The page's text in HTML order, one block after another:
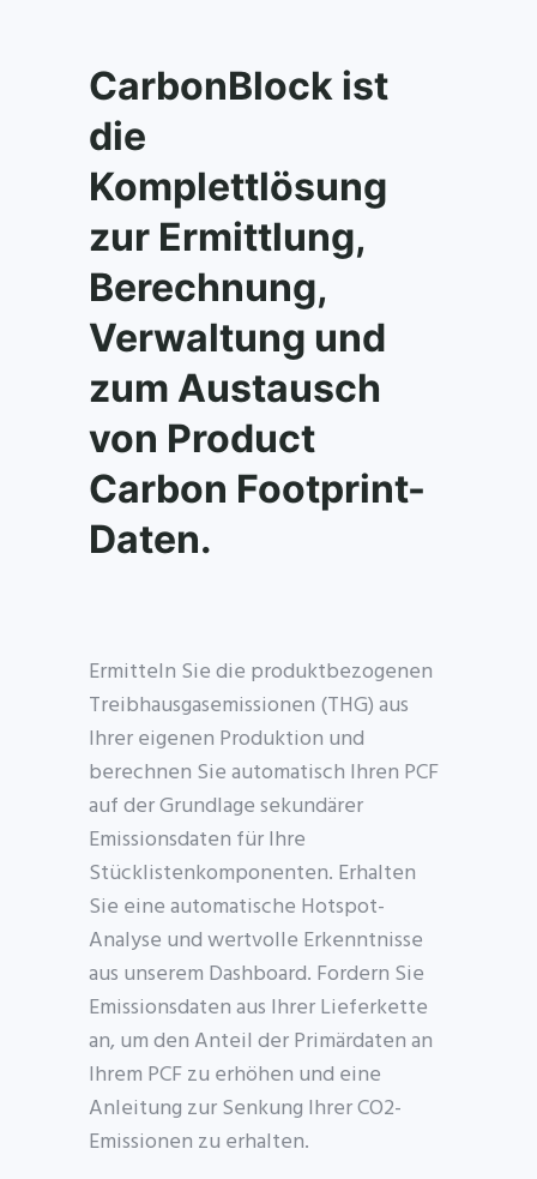
CarbonBlock ist
die
Komplettlösung
zur Ermittlung,
Berechnung,
Verwaltung und
zum Austausch
von Product
Carbon Footprint-
Daten.
Ermitteln Sie die produktbezogenen
Treibhausgasemissionen (THG) aus
Ihrer eigenen Produktion und
berechnen Sie automatisch Ihren PCF
auf der Grundlage sekundärer
Emissionsdaten für Ihre
Stücklistenkomponenten. Erhalten
Sie eine automatische Hotspot-
Analyse und wertvolle Erkenntnisse
aus unserem Dashboard. Fordern Sie
Emissionsdaten aus Ihrer Lieferkette
an, um den Anteil der Primärdaten an
Ihrem PCF zu erhöhen und eine
Anleitung zur Senkung Ihrer CO2-
Emissionen zu erhalten.